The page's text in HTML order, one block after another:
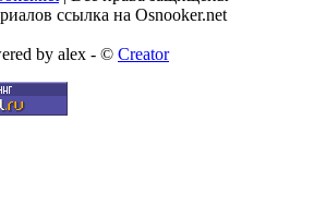
ссылка на Osnooker.net
by alex - © Creator